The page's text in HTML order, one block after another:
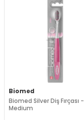
Biomed
Biomed Silver Diş Fırçası -
Medium